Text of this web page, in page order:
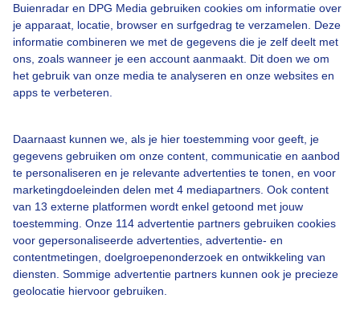
Buienradar en DPG Media gebruiken cookies om informatie over
je apparaat, locatie, browser en surfgedrag te verzamelen. Deze
informatie combineren we met de gegevens die je zelf deelt met
ons, zoals wanneer je een account aanmaakt. Dit doen we om
het gebruik van onze media te analyseren en onze websites en
apps te verbeteren.
Daarnaast kunnen we, als je hier toestemming voor geeft, je
gegevens gebruiken om onze content, communicatie en aanbod
te personaliseren en je relevante advertenties te tonen, en voor
marketingdoeleinden delen met 4 mediapartners. Ook content
van 13 externe platformen wordt enkel getoond met jouw
toestemming. Onze 114 advertentie partners gebruiken cookies
voor gepersonaliseerde advertenties, advertentie- en
contentmetingen, doelgroepenonderzoek en ontwikkeling van
diensten. Sommige advertentie partners kunnen ook je precieze
geolocatie hiervoor gebruiken.
Bekijk slideshow
Over Buienradar
Bedrijfsgegevens